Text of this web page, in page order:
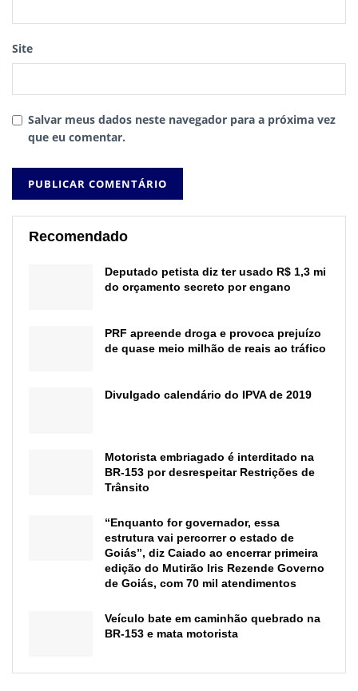
Site
Salvar meus dados neste navegador para a próxima vez
que eu comentar.
Recomendado
Deputado petista diz ter usado R$ 1,3 mi
do orçamento secreto por engano
PRF apreende droga e provoca prejuízo
de quase meio milhão de reais ao tráfico
Divulgado calendário do IPVA de 2019
Motorista embriagado é interditado na
BR-153 por desrespeitar Restrições de
Trânsito
“Enquanto for governador, essa
estrutura vai percorrer o estado de
Goiás”, diz Caiado ao encerrar primeira
edição do Mutirão Iris Rezende Governo
de Goiás, com 70 mil atendimentos
Veículo bate em caminhão quebrado na
BR-153 e mata motorista